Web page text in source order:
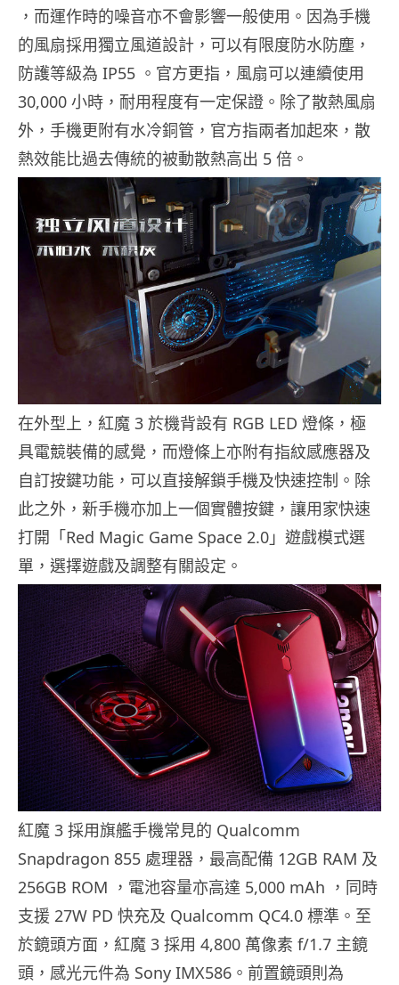
，而運作時的噪音亦不會影響一般使用。因為手機
的風扇採用獨立風道設計，可以有限度防水防塵，
防護等級為 IP55 。官方更指，風扇可以連續使用
30,000 小時，耐用程度有一定保證。除了散熱風扇
外，手機更附有水冷銅管，官方指兩者加起來，散
熱效能比過去傳統的被動散熱高出 5 倍。
在外型上，紅魔 3 於機背設有 RGB LED 燈條，極
具電競裝備的感覺，而燈條上亦附有指紋感應器及
自訂按鍵功能，可以直接解鎖手機及快速控制。除
此之外，新手機亦加上一個實體按鍵，讓用家快速
打開「Red Magic Game Space 2.0」遊戲模式選
單，選擇遊戲及調整有關設定。
紅魔 3 採用旗艦手機常見的 Qualcomm
Snapdragon 855 處理器，最高配備 12GB RAM 及
256GB ROM ，電池容量亦高達 5,000 mAh ，同時
支援 27W PD 快充及 Qualcomm QC4.0 標準。至
於鏡頭方面，紅魔 3 採用 4,800 萬像素 f/1.7 主鏡
頭，感光元件為 Sony IMX586。前置鏡頭則為